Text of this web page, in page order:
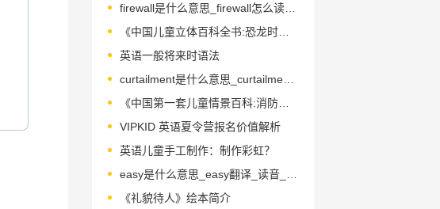
firewall是什么意思_firewall怎么读_音标'faɪəwɔ-l
《中国儿童立体百科全书:恐龙时代》绘本简介
英语一般将来时语法
curtailment是什么意思_curtailment怎么读_音标kɜ-'teɪlmənt
《中国第一套儿童情景百科:消防员》绘本简介
VIPKID 英语夏令营报名价值解析
英语儿童手工制作：制作彩虹？
《礼貌待人》绘本简介